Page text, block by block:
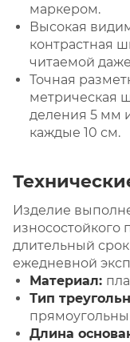
маркером.
Высокая
контрастная
читаемой
Точная
метрическая
деления 5 мм
каждые 10 см.
Изделие
износостойкого
длительный
ежедневной
Материал:
Тип
Длина